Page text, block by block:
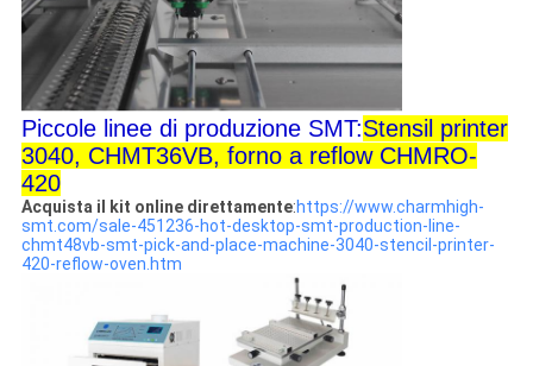
Piccole linee di produzione SMT:Stensil printer
3040, CHMT36VB, forno a reflow CHMRO-
420
Acquista il kit online direttamente:https://www.charmhigh-
smt.com/sale-451236-hot-desktop-smt-production-line-
chmt48vb-smt-pick-and-place-machine-3040-stencil-printer-
420-reflow-oven.htm